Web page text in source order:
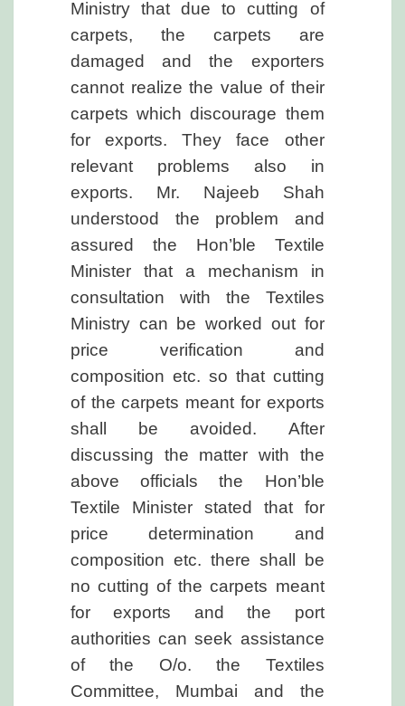
Ministry that due to cutting of
carpets, the carpets are
damaged and the exporters
cannot realize the value of their
carpets which discourage them
for exports. They face other
relevant problems also in
exports. Mr. Najeeb Shah
understood the problem and
assured the Hon’ble Textile
Minister that a mechanism in
consultation with the Textiles
Ministry can be worked out for
price verification and
composition etc. so that cutting
of the carpets meant for exports
shall be avoided. After
discussing the matter with the
above officials the Hon’ble
Textile Minister stated that for
price determination and
composition etc. there shall be
no cutting of the carpets meant
for exports and the port
authorities can seek assistance
of the O/o. the Textiles
Committee, Mumbai and the